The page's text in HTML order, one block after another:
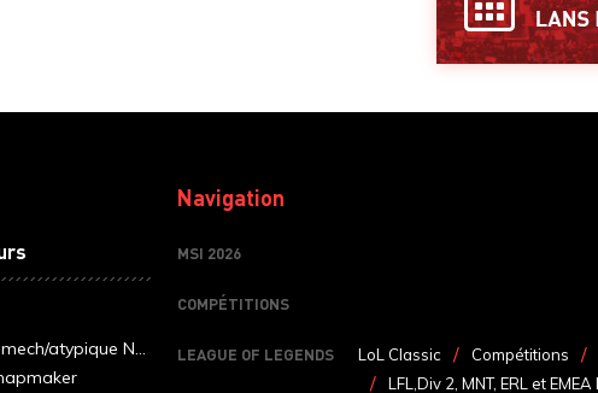
atypique N...
Navigation
MSI 2026
COMPÉTITIONS
LEAGUE OF LEGENDS LoL Classic Compétitions
LFL,Div 2, MNT, ERL et